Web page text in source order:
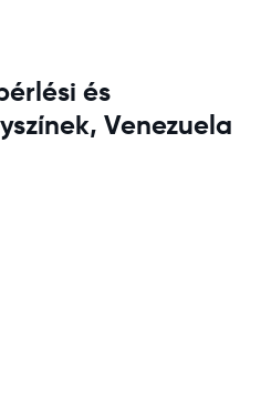
és
Venezuela